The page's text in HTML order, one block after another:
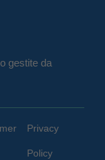
gestite da
Privacy
Policy